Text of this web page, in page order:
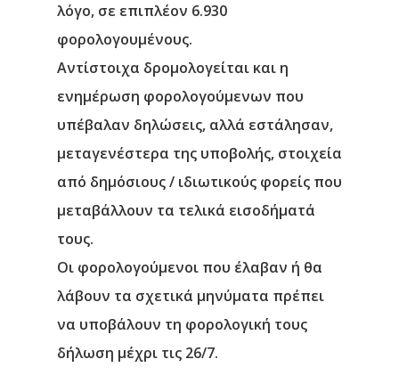
λόγο, σε επιπλέον 6.930
φορολογουμένους.
Αντίστοιχα δρομολογείται και η
ενημέρωση φορολογούμενων που
υπέβαλαν δηλώσεις, αλλά εστάλησαν,
μεταγενέστερα της υποβολής, στοιχεία
από δημόσιους / ιδιωτικούς φορείς που
μεταβάλλουν τα τελικά εισοδήματά
τους.
Οι φορολογούμενοι που έλαβαν ή θα
λάβουν τα σχετικά μηνύματα πρέπει
να υποβάλουν τη φορολογική τους
δήλωση μέχρι τις 26/7.